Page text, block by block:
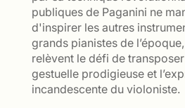
publiques de Paganini ne
d'inspirer les autres
grands pianistes de
relèvent le défi de
gestuelle prodigieuse et
incandescente du violoniste.